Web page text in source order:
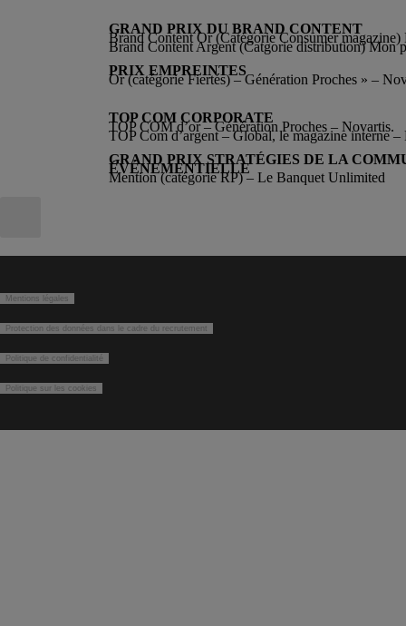
GRAND PRIX DU BRAND CONTENT
Brand Content Or (Catégorie Consumer magazine)
Brand Content Argent (Catgorie distribution) Mon
PRIX EMPREINTES
Or (catégorie Fiertés) – Génération Proches » –
TOP COM CORPORATE
TOP COM d’or – Génération Proches – Novartis.
TOP Com d’argent – Global, le magazine interne –
GRAND PRIX STRATÉGIES DE LA
ÉVÉNEMENTIELLE
Mention (catégorie RP) – Le Banquet Unlimited
Mentions légales
Protection des données dans le cadre du recrutement
Politique de confidentialité
Politique sur les cookies